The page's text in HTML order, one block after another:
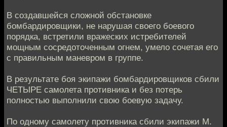
В создавшейся сложной обстановке
бомбардировщики, не нарушая своего боевого
порядка, встретили вражеских истребителей
мощным сосредоточенным огнем, умело сочетая его
с правильным маневром в группе.
В результате боя экипажи бомбардировщиков сбили
ЧЕТЫРЕ самолета противника и без потерь
полностью выполнили свою боевую задачу.
По одному самолету противника сбили экипажи М.